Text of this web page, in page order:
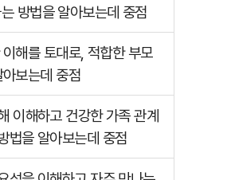
방법을 알아보는데 중점
해를 토대로, 적합한 부모
보는데 중점
이해하고 건강한 가족 관계
법을 알아보는데 중점